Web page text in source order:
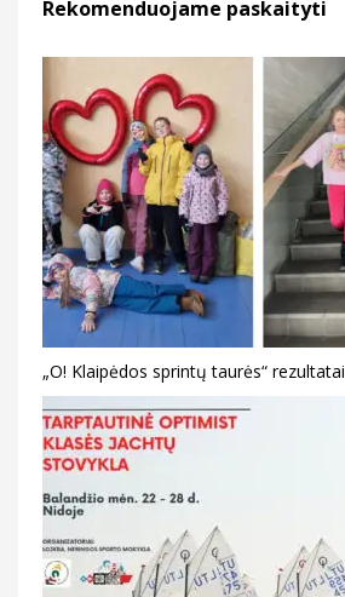
Rekomenduojame paskaityti
„O! Klaipėdos sprintų taurės“ rezultatai